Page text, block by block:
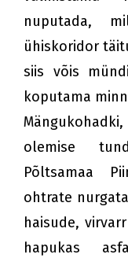
nuputada,
ühiskoridor
siis võis
koputama
olemise
Põltsamaa
ohtrate
haisude,
hapukas